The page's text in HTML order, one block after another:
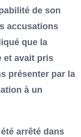
de son
accusations
que la
et avait pris
présenter par la
à un
arrêté dans